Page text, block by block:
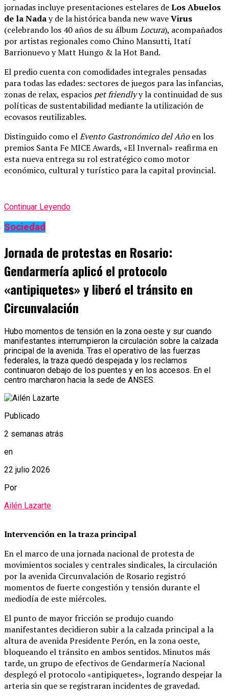
jornadas incluye presentaciones estelares deLos Abuelos
de la Naday de la histórica banda new waveVirus
(celebrando los 40 años de su álbumLocura), acompañados
por artistas regionales como Chino Mansutti, Itatí
Barrionuevo y Matt Hungo & la Hot Band.
El predio cuenta con comodidades integrales pensadas
para todas las edades: sectores de juegos para las infancias,
zonas de relax, espacios pet friendlyy la continuidad de sus
políticas de sustentabilidad mediante la utilización de
ecovasos reutilizables.
Distinguido como elEvento Gastronómico del Añoen los
premios Santa Fe MICE Awards, «El Invernal» reafirma en
esta nueva entrega su rol estratégico como motor
económico, cultural y turístico para la capital provincial.
Continuar Leyendo
Sociedad
Jornada de protestas en Rosario:
Gendarmería aplicó el protocolo
«antipiquetes» y liberó el tránsito en
Circunvalación
Hubo momentos de tensión en la zona oeste y sur cuando
manifestantes interrumpieron la circulación sobre la calzada
principal de la avenida. Tras el operativo de las fuerzas
federales, la traza quedó despejada y los reclamos
continuaron debajo de los puentes y en los accesos. En el
centro marcharon hacia la sede de ANSES.
Publicado
2 semanas atrás
en
22 julio 2026
Por
Ailén Lazarte
Intervención en la traza principal
En el marco de una jornada nacional de protesta de
movimientos sociales y centrales sindicales, la circulación
por la avenida Circunvalación de Rosario registró
momentos de fuerte congestión y tensión durante el
mediodía de este miércoles.
El punto de mayor fricción se produjo cuando
manifestantes decidieron subir a la calzada principal a la
altura de avenida Presidente Perón, en la zona oeste,
bloqueando el tránsito en ambos sentidos.Minutos más
tarde, un grupo de efectivos de Gendarmería Nacional
desplegó el protocolo «antipiquetes», logrando despejar la
arteria sin que se registraran incidentes de gravedad.